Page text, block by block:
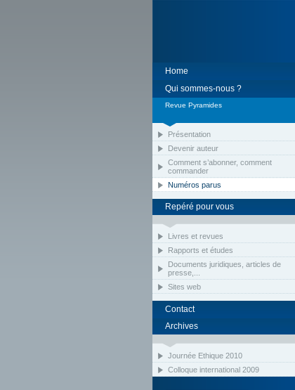
Home
Qui sommes-nous ?
Revue Pyramides
Présentation
Devenir auteur
Comment s’abonner, comment
commander
Numéros parus
Repéré pour vous
Livres et revues
Rapports et études
Documents juridiques, articles de
presse,...
Sites web
Contact
Archives
Journée Ethique 2010
Colloque international 2009